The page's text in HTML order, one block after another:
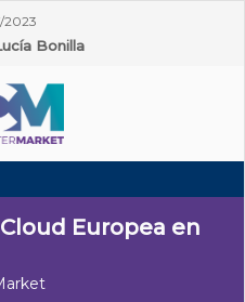
2023
Bonilla
Europea en